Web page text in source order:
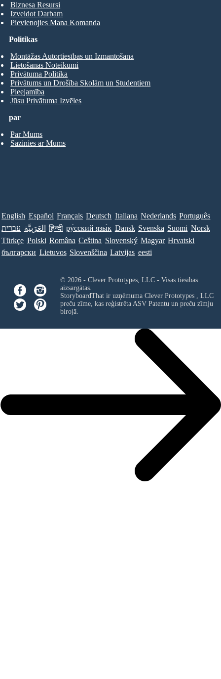
Biznesa Resursi
Izveidot Darbam
Pievienojies Mana Komanda
par
Par Mums
Sazinies ar Mums
Politikas
Montāžas Autortiesības un Izmantošana
Lietošanas Noteikumi
Privātuma Politika
Privātums un Drošība Skolām un Studentiem
Pieejamība
Jūsu Privātuma Izvēles
English Español Français Deutsch Italiana Nederlands Português
עברית العَرَبِيَّة हिन्दी ру́сский язы́к Dansk Svenska Suomi Norsk
Türkçe Polski Româna Ceština Slovenský Magyar Hrvatski
български Lietuvos Slovenščina Latvijas eesti
© 2026 - Clever Prototypes, LLC - Visas tiesības
aizsargātas.
StoryboardThat ir uzņēmuma Clever Prototypes , LLC
preču zīme, kas reģistrēta ASV Patentu un preču zīmju
birojā.